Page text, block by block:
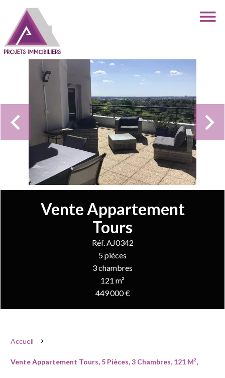
Vente Appartement
Tours
Réf. AJ0342
5 pièces
3 chambres
121 m²
449 000 €
Accueil
Vente Appartement Tours, 5 Pièces, 3 Chambres, 121 M²,